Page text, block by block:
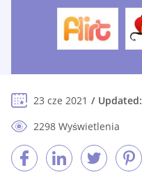
23 cze 2021 Updated:
2298 Wyświetlenia